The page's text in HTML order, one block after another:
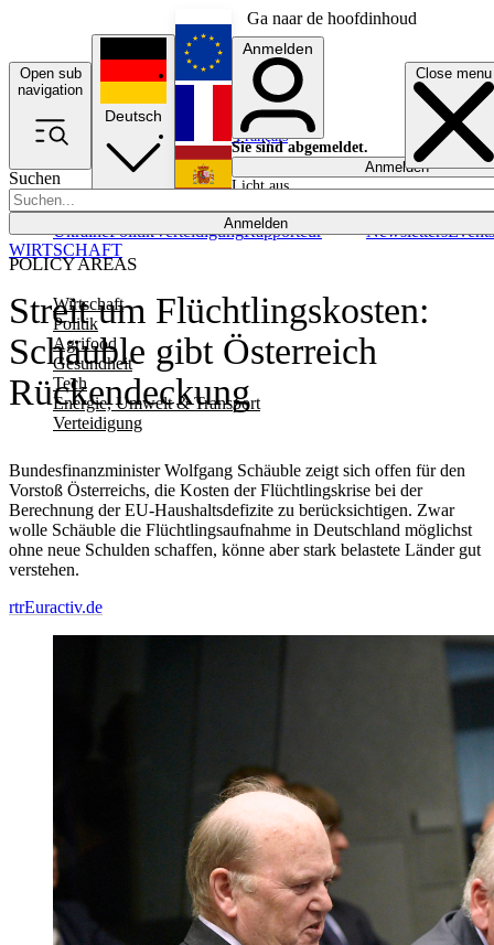
Ga naar de hoofdinhoud
Open sub
navigation
Close menu
Suchen
Anmelden
POLICY AREAS
Wirtschaft
Politik
Agrifood
Gesundheit
Tech
Energie, Umwelt & Transport
Verteidigung
UkrainePolitikVerteidigungRapporteur NewslettersEvents
Deutsch
English
Français
Anmelden
Sie sind abgemeldet.
Anmelden
Licht aus
Streit um Flüchtlingskosten:
Schäuble gibt Österreich
Rückendeckung
Bundesfinanzminister Wolfgang Schäuble zeigt sich offen für den
Vorstoß Österreichs, die Kosten der Flüchtlingskrise bei der
Berechnung der EU-Haushaltsdefizite zu berücksichtigen. Zwar
wolle Schäuble die Flüchtlingsaufnahme in Deutschland möglichst
ohne neue Schulden schaffen, könne aber stark belastete Länder gut
verstehen.
WIRTSCHAFT
rtrEuractiv.de